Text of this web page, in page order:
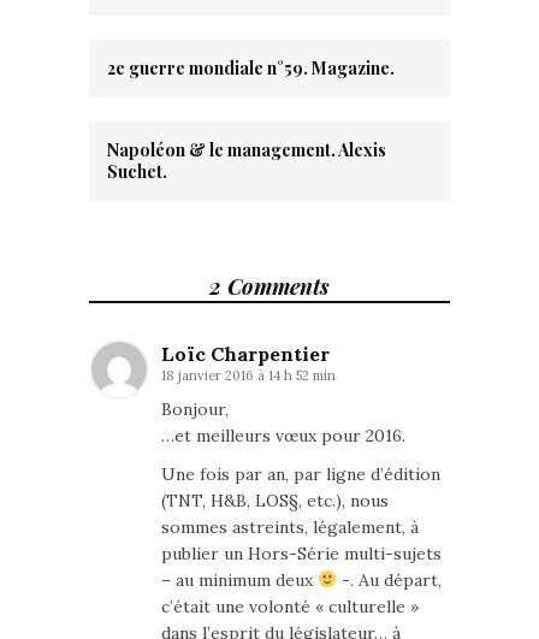
2e guerre mondiale n°59. Magazine.
Napoléon & le management. Alexis
Suchet.
2 Comments
Loïc Charpentier
18 janvier 2016 à 14 h 52 min
Bonjour,
…et meilleurs vœux pour 2016.
Une fois par an, par ligne d’édition
(TNT, H&B, LOS§, etc.), nous
sommes astreints, légalement, à
publier un Hors-Série multi-sujets
– au minimum deux
-. Au départ,
c’était une volonté « culturelle »
dans l’esprit du législateur… à